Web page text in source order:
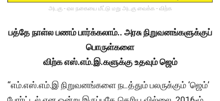
அடகு - ஏல நகையை மீட்டு மறு அடகு வைக்க - விற்க
பத்தே நாள்ல பணம் பார்க்கலாம்.. அரசு நிறுவனங்களுக்குப்
பொருள்களை
விற்க எஸ்.எம்.இ.களுக்கு உதவும் ஜெம்
‘‘எம்.எஸ்.எம்.இ நிறுவனங்களை நடத்தும் பலருக்கும் ‘ஜெம்’